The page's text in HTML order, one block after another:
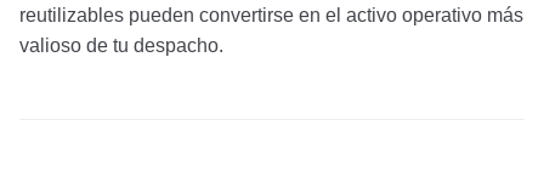
reutilizables pueden convertirse en el activo operativo más
valioso de tu despacho.